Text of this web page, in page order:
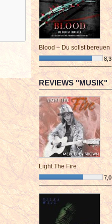
Blood – Du sollst bereuen
8,3
¯¯¯¯¯¯¯¯¯¯¯¯¯¯¯¯¯¯¯¯¯¯¯¯
REVIEWS "MUSIK"
Light The Fire
7,0
¯¯¯¯¯¯¯¯¯¯¯¯¯¯¯¯¯¯¯¯¯¯¯¯